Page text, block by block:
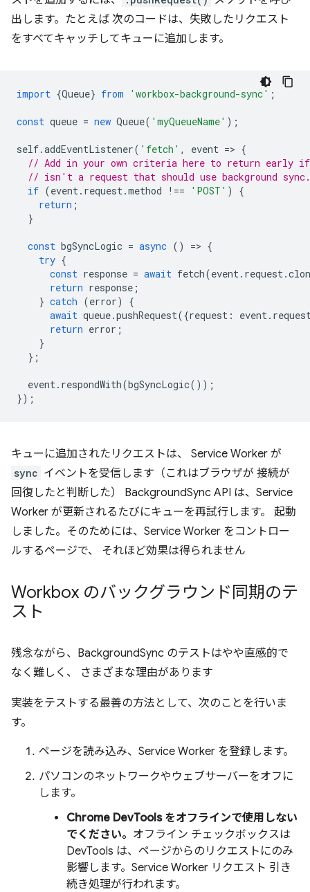
出します。たとえば 次のコードは、失敗したリクエスト
をすべてキャッチしてキューに追加します。
import {Queue} from 'workbox-background-sync' ;
const queue = new Queue( 'myQueueName' );
self.addEventListener( 'fetch' , event => {
// Add in your own criteria here to return early
// isn't a request that should use background sync.
if (event. request.method !== 'POST' )
{
return ;
}
const bgSyncLogic = async () => {
try {
const response = await fetch(event. request.
return response ;
} catch (error)
{
await queue.pushRequest({request : event.
return error ;
}
};
event. respondWith(bgSyncLogic());
});
キューに追加されたリクエストは、 Service Worker が
sync イベントを受信します（これはブラウザが 接続が
回復したと判断した） BackgroundSync API は、Service
Worker が更新されるたびにキューを再試行します。 起動
しました。そのためには、Service Worker をコントロー
ルするページで、 それほど効果は得られません
Workbox のバックグラウンド同期のテ
スト
残念ながら、BackgroundSync のテストはやや直感的で
なく難しく、 さまざまな理由があります
実装をテストする最善の方法として、次のことを行いま
す。
ページを読み込み、Service Worker を登録します。
パソコンのネットワークやウェブサーバーをオフに
します。
Chrome DevTools をオフラインで使用しない
でください。 オフライン チェックボックスは
DevTools は、ページからのリクエストにのみ
影響します。Service Worker リクエスト 引き
続き処理が行われます。